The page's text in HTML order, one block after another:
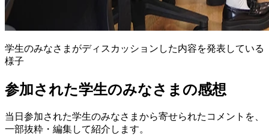
学生のみなさまがディスカッションした内容を発表している
様子
参加された学生のみなさまの感想
当日参加された学生のみなさまから寄せられたコメントを、
一部抜粋・編集して紹介します。